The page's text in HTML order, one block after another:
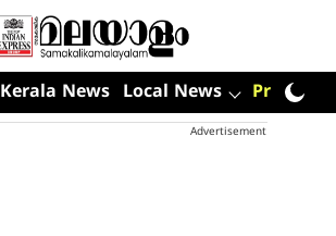
Kerala News Local News Premium
Advertisement